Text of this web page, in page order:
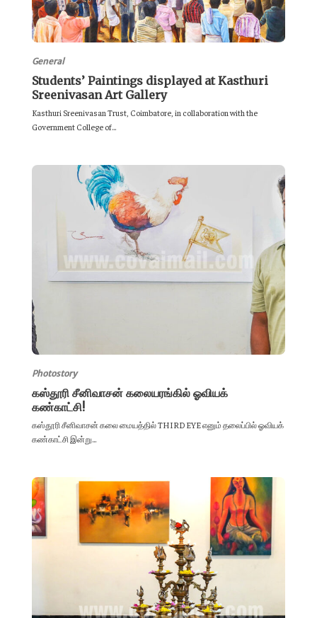
General
Students’ Paintings displayed at Kasthuri
Sreenivasan Art Gallery
Kasthuri Sreenivasan Trust, Coimbatore, in collaboration with the
Government College of...
Photostory
கஸ்தூரி சீனிவாசன் கலையரங்கில் ஓவியக்
கண்காட்சி!
கஸ்தூரி சீனிவாசன் கலை மையத்தில் THIRD EYE எனும் தலைப்பில் ஓவியக்
கண்காட்சி இன்று...